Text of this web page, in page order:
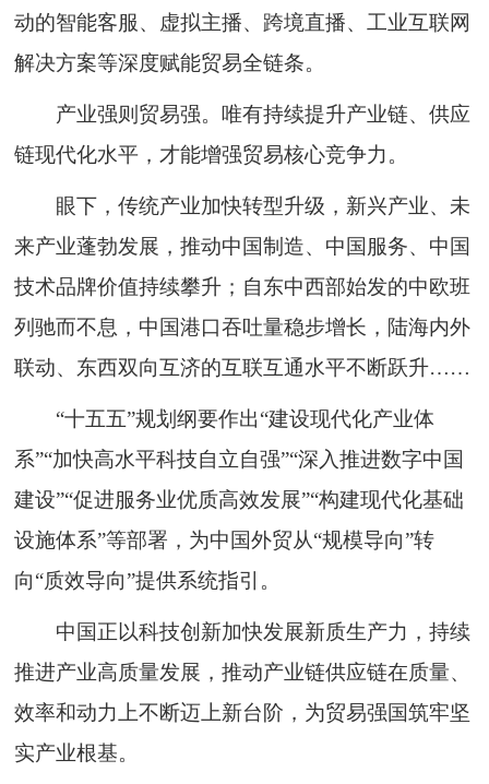
动的智能客服、虚拟主播、跨境直播、工业互联网
解决方案等深度赋能贸易全链条。
产业强则贸易强。唯有持续提升产业链、供应
链现代化水平，才能增强贸易核心竞争力。
眼下，传统产业加快转型升级，新兴产业、未
来产业蓬勃发展，推动中国制造、中国服务、中国
技术品牌价值持续攀升；自东中西部始发的中欧班
列驰而不息，中国港口吞吐量稳步增长，陆海内外
联动、东西双向互济的互联互通水平不断跃升……
“十五五”规划纲要作出“建设现代化产业体
系”“加快高水平科技自立自强”“深入推进数字中国
建设”“促进服务业优质高效发展”“构建现代化基础
设施体系”等部署，为中国外贸从“规模导向”转
向“质效导向”提供系统指引。
中国正以科技创新加快发展新质生产力，持续
推进产业高质量发展，推动产业链供应链在质量、
效率和动力上不断迈上新台阶，为贸易强国筑牢坚
实产业根基。